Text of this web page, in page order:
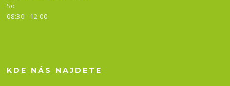
So
08:30 - 12:00
KDE NÁS NAJDETE